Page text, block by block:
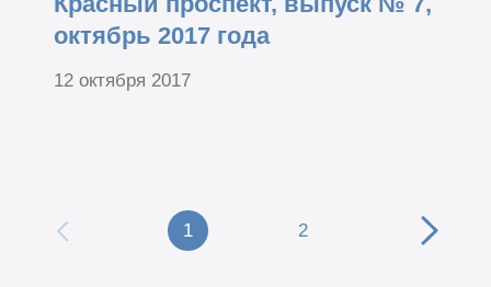
октябрь 2017 года
12 октября 2017
1 2